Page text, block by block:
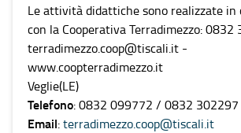
Le attività didattiche sono realizzate in
con la Cooperativa Terradimezzo: 0832
terradimezzo.coop@tiscali.it -
www.coopterradimezzo.it
Veglie(LE)
Telefono: 0832 099772 / 0832 302297
Email:terradimezzo.coop@tiscali.it